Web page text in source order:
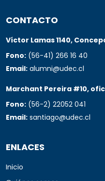
CONTACTO
Víctor Lamas 1140,
Fono: (56-41) 266 16 40
Email: alumni@udec.cl
Marchant Pereira #10,
Fono: (56-2) 22052 041
Email: santiago@udec.cl
ENLACES
Inicio